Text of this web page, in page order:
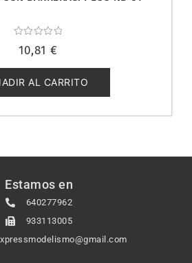
con
de
5
10,81 €
AL CARRITO
Estamos en
640277962
933113005